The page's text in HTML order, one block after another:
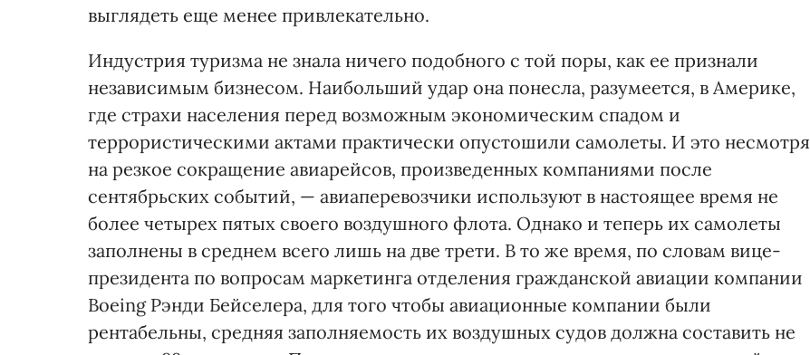
выглядеть еще менее привлекательно.
Индустрия туризма не знала ничего подобного с той поры, как ее признали
независимым бизнесом. Наибольший удар она понесла, разумеется, в Америке,
где страхи населения перед возможным экономическим спадом и
террористическими актами практически опустошили самолеты. И это несмотря
на резкое сокращение авиарейсов, произведенных компаниями после
сентябрьских событий, — авиаперевозчики используют в настоящее время не
более четырех пятых своего воздушного флота. Однако и теперь их самолеты
заполнены в среднем всего лишь на две трети. В то же время, по словам вице-
президента по вопросам маркетинга отделения гражданской авиации компании
Boeing Рэнди Бейселера, для того чтобы авиационные компании были
рентабельны, средняя заполняемость их воздушных судов должна составить не